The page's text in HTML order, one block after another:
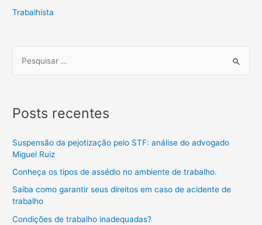
Trabalhista
Posts recentes
Suspensão da pejotização pelo STF: análise do advogado
Miguel Ruiz
Conheça os tipos de assédio no ambiente de trabalho.
Saiba como garantir seus direitos em caso de acidente de
trabalho
Condições de trabalho inadequadas?